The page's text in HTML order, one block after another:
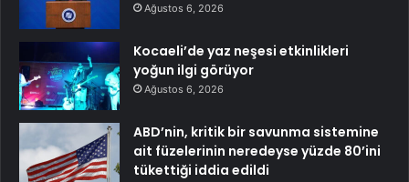
Ağustos 6, 2026
Kocaeli’de yaz neşesi etkinlikleri
yoğun ilgi görüyor
Ağustos 6, 2026
ABD’nin, kritik bir savunma sistemine
ait füzelerinin neredeyse yüzde 80’ini
tükettiği iddia edildi